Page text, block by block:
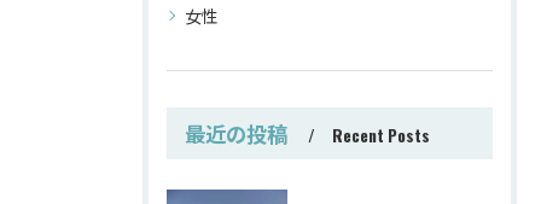
女性
最近の投稿 Recent Posts